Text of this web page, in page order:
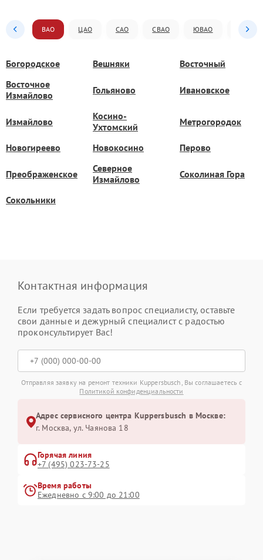
ВАО ЦАО САО СВАО ЮВАО ЮАО
Богородское Вешняки
Восточный
Восточное
Измайлово
Гольяново Ивановское
Измайлово
Косино-
Ухтомский
Метрогородок
Новогиреево Новокосино Перово
Преображенское
Северное
Измайлово
Соколиная Гора
Сокольники
Контактная информация
Если требуется задать вопрос специалисту, оставьте
свои данные и дежурный специалист с радостью
проконсультирует Вас!
Отправляя заявку на ремонт техники Kuppersbusch, Вы соглашаетесь с
Политикой конфиденциальности
Адрес сервисного центра Kuppersbusch в Москве:
г. Москва, ул. Чаянова 18
Горячая линия
+7 (495) 023-73-25
Время работы
Ежедневно с 9:00 до 21:00